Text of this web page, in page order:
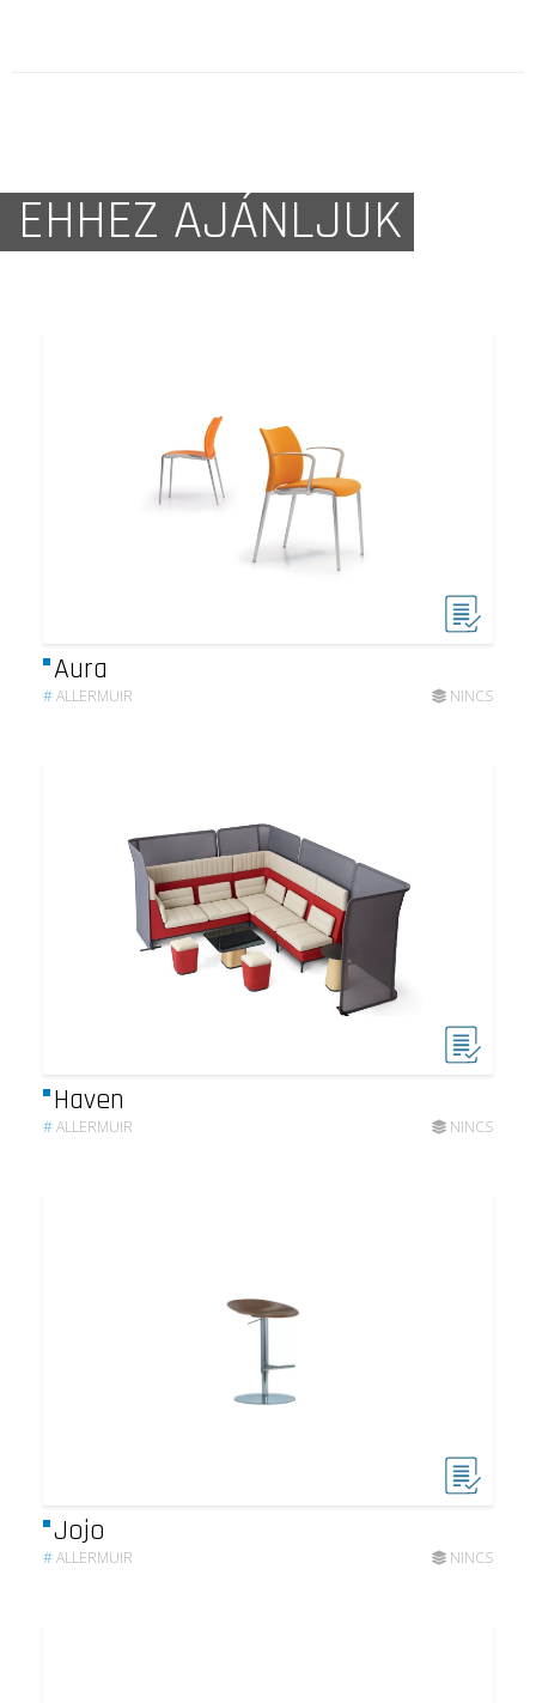
EHHEZ AJÁNLJUK
Aura
#ALLERMUIR NINCS
Haven
#ALLERMUIR NINCS
Jojo
#ALLERMUIR NINCS